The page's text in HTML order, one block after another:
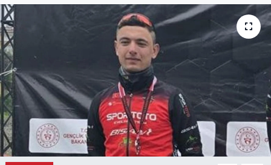
Gündem
Gurme
Haber
İlçe Haberleri